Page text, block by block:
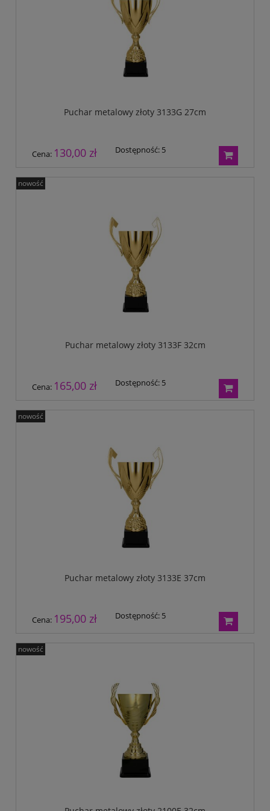
Puchar metalowy złoty 3133G 27cm
Cena: 130,00 zł Dostępność: 5
Puchar metalowy złoty 3133F 32cm
Cena: 165,00 zł Dostępność: 5
nowość
Puchar metalowy złoty 3133E 37cm
Cena: 195,00 zł Dostępność: 5
nowość
nowość